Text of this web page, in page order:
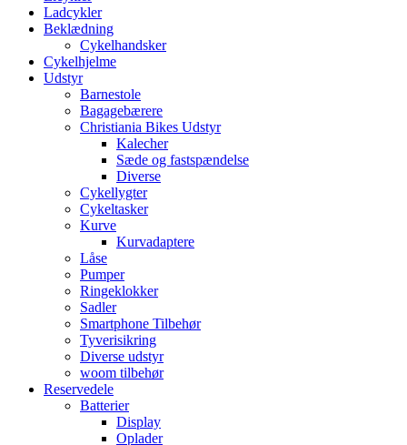
Ladcykler
Beklædning
Cykelhandsker
Cykelhjelme
Udstyr
Barnestole
Bagagebærere
Christiania Bikes Udstyr
Kalecher
Sæde og fastspændelse
Diverse
Cykellygter
Cykeltasker
Kurve
Kurvadaptere
Låse
Pumper
Ringeklokker
Sadler
Smartphone Tilbehør
Tyverisikring
Diverse udstyr
woom tilbehør
Reservedele
Batterier
Display
Oplader